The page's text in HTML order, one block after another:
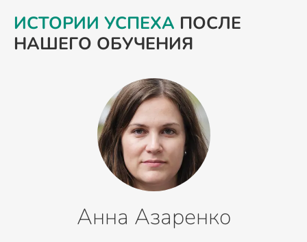
ИСТОРИИ УСПЕХА ПОСЛЕ
НАШЕГО ОБУЧЕНИЯ
Анна Азаренко